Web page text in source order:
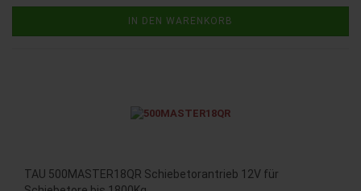
IN DEN WARENKORB
TAU 500MASTER18QR Schiebetorantrieb 12V für